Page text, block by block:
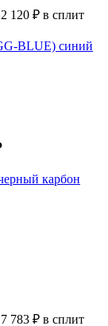
2 120 ₽ в сплит
BLUE) синий
карбон
7 783 ₽ в сплит